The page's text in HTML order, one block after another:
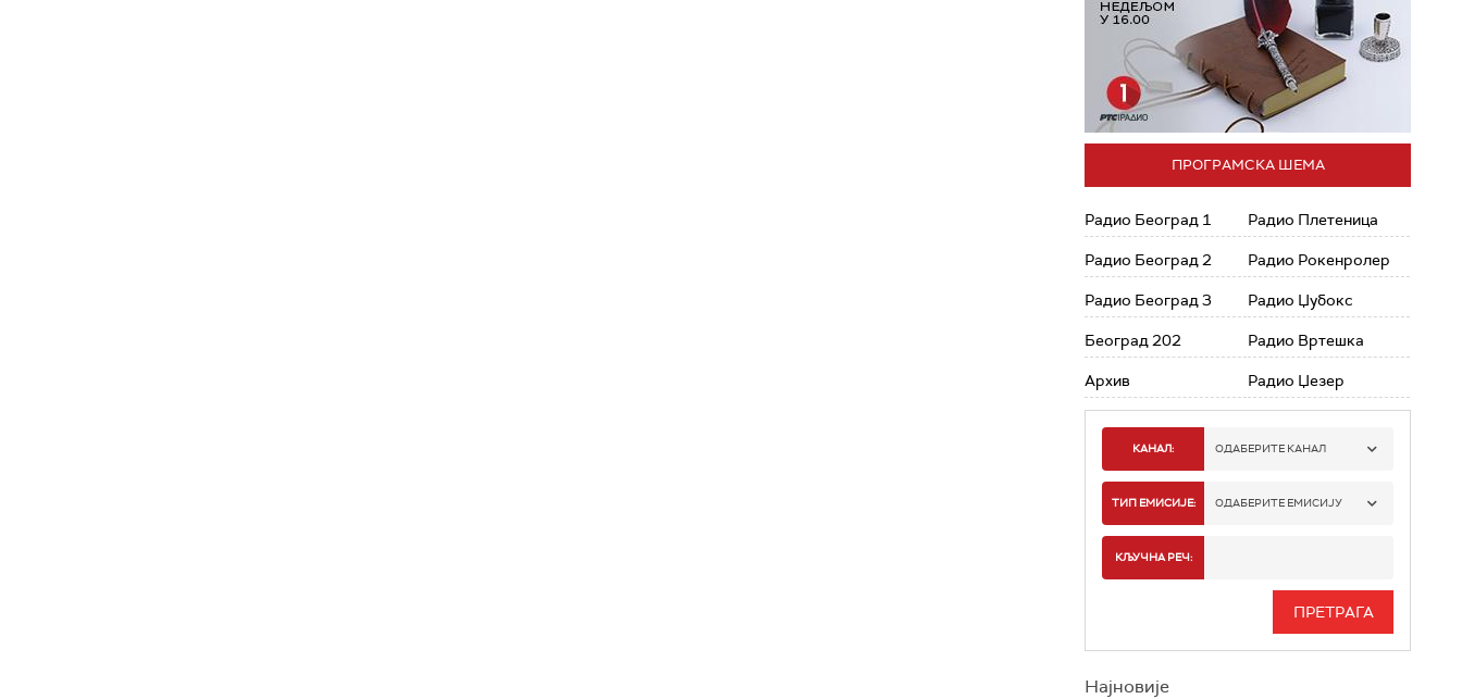
ПРОГРАМСКА ШЕМА
Радио Београд 1
Радио Београд 2
Радио Београд 3
Београд 202
Архив
Радио Плетеница
Радио Рокенролер
Радио Џубокс
Радио Вртешка
Радио Џезер
КАНАЛ: ОДАБЕРИТЕ КАНАЛ
РАДИО БЕОГРАД 1
РАДИО БЕОГРАД 3
ТИП ЕМИСИЈЕ: ОДАБЕРИТЕ ЕМИСИЈУ
ИНФО
КЉУЧНА РЕЧ:
Најновије